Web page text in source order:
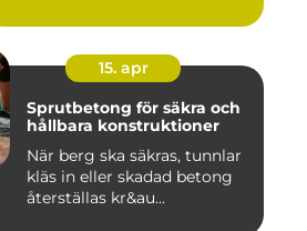
15. apr
Sprutbetong för säkra och
hållbara konstruktioner
När berg ska säkras, tunnlar
kläs in eller skadad betong
återställas kr&au...